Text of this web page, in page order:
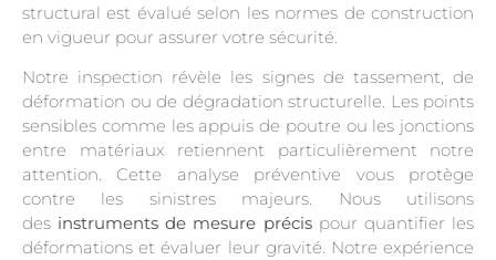
structural est évalué selon les normes de construction
en vigueur pour assurer votre sécurité.
Notre inspection révèle les signes de tassement, de
déformation ou de dégradation structurelle. Les points
sensibles comme les appuis de poutre ou les jonctions
entre matériaux retiennent particulièrement notre
attention. Cette analyse préventive vous protège
contre les sinistres majeurs. Nous utilisons
des instruments de mesure précispour quantifier les
déformations et évaluer leur gravité. Notre expérience